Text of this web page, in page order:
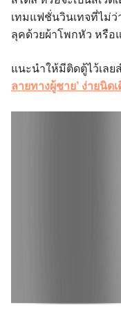
เทมแฟชั่นวินเทจที่ไม่
ลุคด้วยผ้าโพกหัว หรือ
แนะนำให้มีติดตู้ไว้เลย
ลายทางผู้ชาย’ ง่ายนิดเ